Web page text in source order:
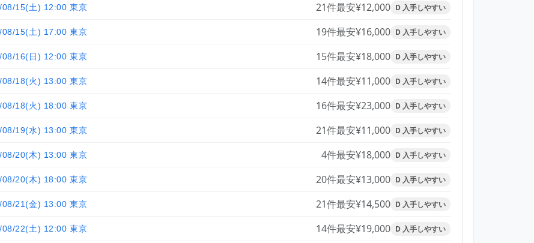
08/15(土) 12:00 東京 21件最安¥12,000 D 入手しやすい
08/15(土) 17:00 東京 19件最安¥16,000 D 入手しやすい
08/16(日) 12:00 東京 15件最安¥18,000 D 入手しやすい
08/18(火) 13:00 東京 14件最安¥11,000 D 入手しやすい
08/18(火) 18:00 東京 16件最安¥23,000 D 入手しやすい
08/19(水) 13:00 東京 21件最安¥11,000 D 入手しやすい
08/20(木) 13:00 東京 4件最安¥18,000 D 入手しやすい
08/20(木) 18:00 東京 20件最安¥13,000 D 入手しやすい
08/21(金) 13:00 東京 21件最安¥14,500 D 入手しやすい
08/22(土) 12:00 東京 14件最安¥19,000 D 入手しやすい